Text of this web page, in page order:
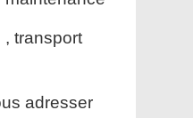
, transport
adresser